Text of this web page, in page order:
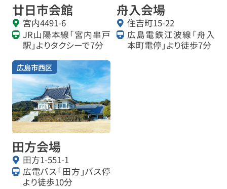
廿日市会館
宮内4491-6
JR山陽本線「宮内串戸
駅」よりタクシーで7分
舟入会場
住吉町15-22
広島電鉄江波線「舟入
本町電停」より徒歩7分
広島市西区
田方会場
田方1-551-1
広電バス「田方」バス停
より徒歩10分